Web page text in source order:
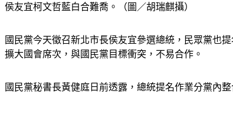
侯友宜柯文哲藍白合難喬。（圖／胡瑞麒攝）
國民黨今天徵召新北市長侯友宜參選總統，民眾黨也
擴大國會席次，與國民黨目標衝突，不易合作。
國民黨秘書長黃健庭日前透露，總統提名作業分黨內